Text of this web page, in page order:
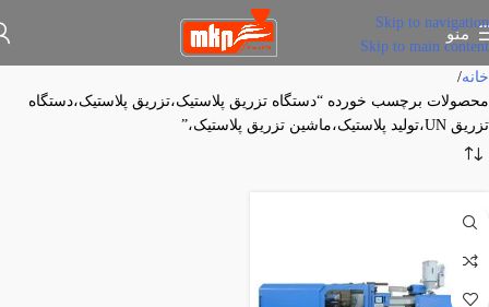
Skip to navigation
Skip to main content
منو
خانه
محصولات برچسب خورده “دستگاه تزریق پلاستیک،تزریق پلاستیک،دستگاه
تزریق UN،تولید پلاستیک،ماشین تزریق پلاستیک،”